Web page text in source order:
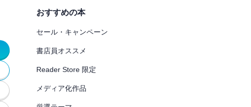
おすすめの本
セール・キャンペーン
書店員オススメ
Reader Store 限定
メディア化作品